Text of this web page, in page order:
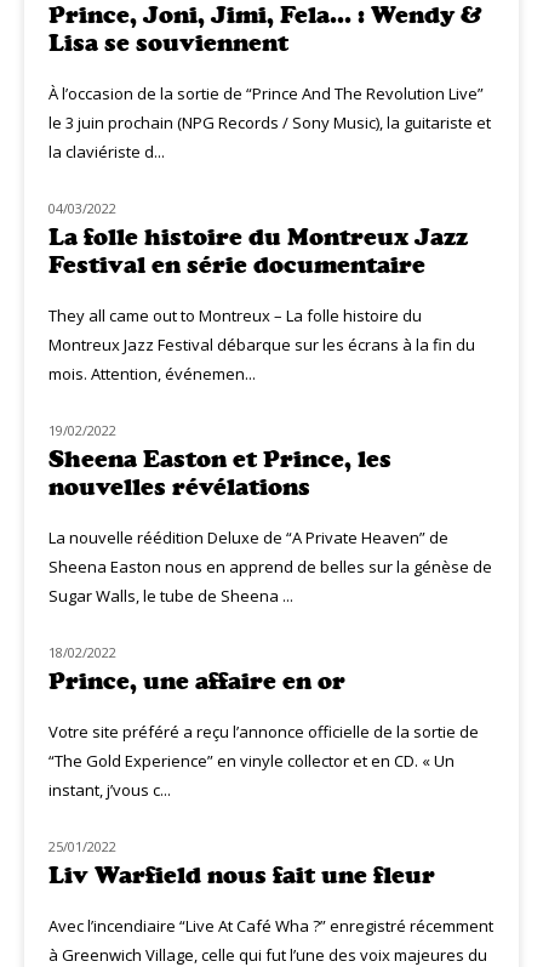
Prince, Joni, Jimi, Fela… : Wendy &
Lisa se souviennent
À l’occasion de la sortie de “Prince And The Revolution Live”
le 3 juin prochain (NPG Records / Sony Music), la guitariste et
la claviériste d...
MUZIQ NEWS
04/03/2022
La folle histoire du Montreux Jazz
Festival en série documentaire
They all came out to Montreux – La folle histoire du
Montreux Jazz Festival débarque sur les écrans à la fin du
mois. Attention, événemen...
CLASSIQ POP
19/02/2022
Sheena Easton et Prince, les
nouvelles révélations
La nouvelle réédition Deluxe de “A Private Heaven” de
Sheena Easton nous en apprend de belles sur la génèse de
Sugar Walls, le tube de Sheena ...
MUZIQ NEWS
18/02/2022
Prince, une affaire en or
Votre site préféré a reçu l’annonce officielle de la sortie de
“The Gold Experience” en vinyle collector et en CD. « Un
instant, j’vous c...
NOUVEAUTÉS
25/01/2022
Liv Warfield nous fait une fleur
Avec l’incendiaire “Live At Café Wha ?” enregistré récemment
à Greenwich Village, celle qui fut l’une des voix majeures du